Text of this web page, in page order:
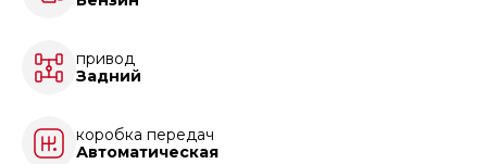
привод
Задний
коробка передач
Автоматическая